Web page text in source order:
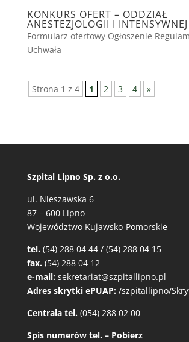
KONKURS OFERT – ODDZIAŁ
ANESTEZJOLOGII I
Formularz ofertowy Ogłoszenie
Uchwała
Strona 1 z 4 1 2 3 4 »
Szpital Lipno Sp. z o.o.
ul. Nieszawska 6
87 – 600 Lipno
Województwo Kujawsko-Pomorskie
tel. (54) 288 04 44 / (54) 288 04 15
fax. (54) 288 04 12
e-mail: sekretariat@szpitallipno.pl
Adres skrytki ePUAP: /szpitallipno/
Centrala tel. (054) 288 02 00
Spis numerów tel. – Pobierz